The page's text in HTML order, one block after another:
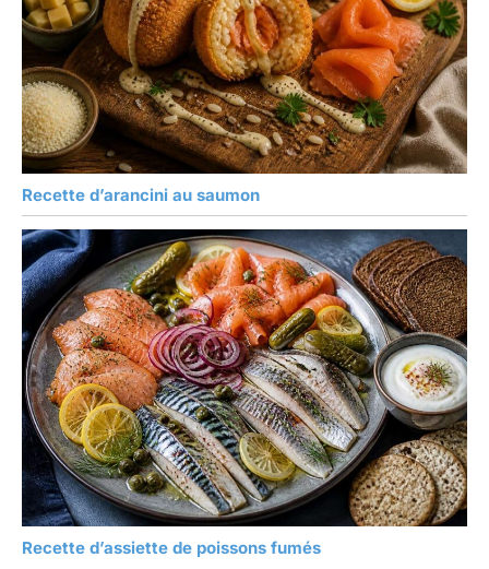
Recette d’arancini au saumon
Recette d’assiette de poissons fumés